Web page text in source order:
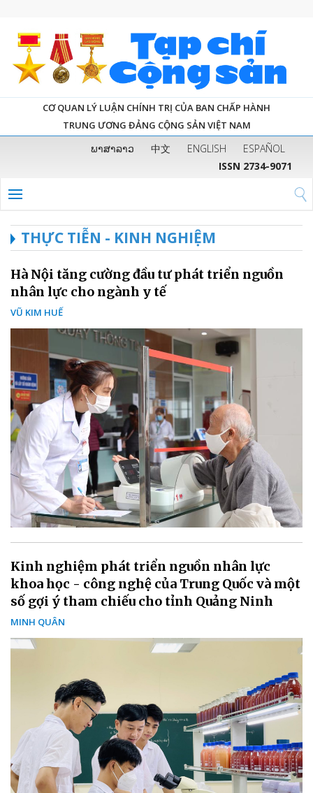
CƠ QUAN LÝ LUẬN CHÍNH TRỊ CỦA BAN CHẤP HÀNH
TRUNG ƯƠNG ĐẢNG CỘNG SẢN VIỆT NAM
ພາສາລາວ 中文 ENGLISH
ESPAÑOL
ISSN 2734-9071
THỰC TIỄN - KINH NGHIỆM
Hà Nội tăng cường đầu tư phát triển nguồn
nhân lực cho ngành y tế
VŨ KIM HUẾ
Kinh nghiệm phát triển nguồn nhân lực
khoa học - công nghệ của Trung Quốc và một
số gợi ý tham chiếu cho tỉnh Quảng Ninh
MINH QUÂN